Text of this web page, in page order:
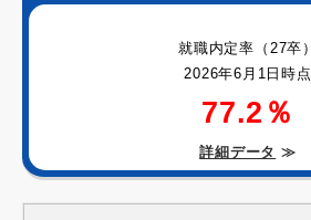
就職内定率（27卒）
2026年6月1日時点
77.2％
詳細データ ≫